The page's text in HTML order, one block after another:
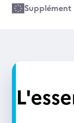
Supplément